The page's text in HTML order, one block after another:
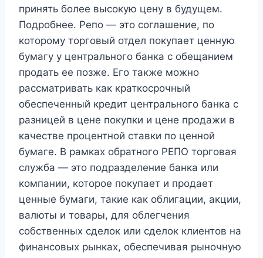
принять более высокую цену в будущем.
Подробнее. Репо — это соглашение, по
которому торговый отдел покупает ценную
бумагу у центрального банка с обещанием
продать ее позже. Его также можно
рассматривать как краткосрочный
обеспеченный кредит центрального банка с
разницей в цене покупки и цене продажи в
качестве процентной ставки по ценной
бумаге. В рамках обратного РЕПО торговая
служба — это подразделение банка или
компании, которое покупает и продает
ценные бумаги, такие как облигации, акции,
валюты и товары, для облегчения
собственных сделок или сделок клиентов на
финансовых рынках, обеспечивая рыночную